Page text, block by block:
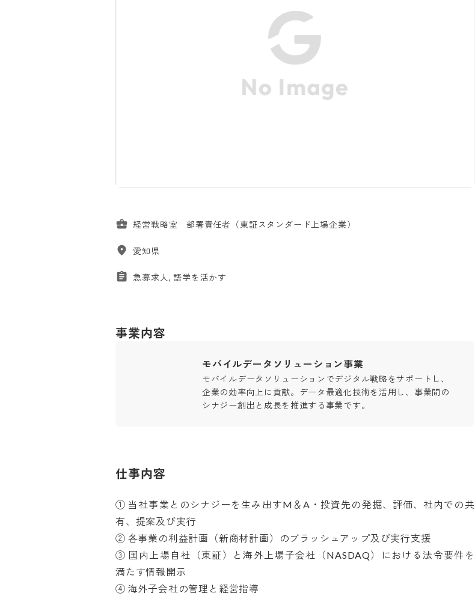
経営戦略室 部署責任者（東証スタンダード上場企業）
愛知県
急募求人, 語学を活かす
事業内容
モバイルデータソリューション事業
モバイルデータソリューションでデジタル戦略をサポートし、
企業の効率向上に貢献。データ最適化技術を活用し、事業間の
シナジー創出と成長を推進する事業です。
仕事内容
① 当社事業とのシナジーを生み出すM＆A・投資先の発掘、評価、社内での共
有、提案及び実行
② 各事業の利益計画（新商材計画）のブラッシュアップ及び実行支援
③ 国内上場自社（東証）と海外上場子会社（NASDAQ）における法令要件を
満たす情報開示
④ 海外子会社の管理と経営指導